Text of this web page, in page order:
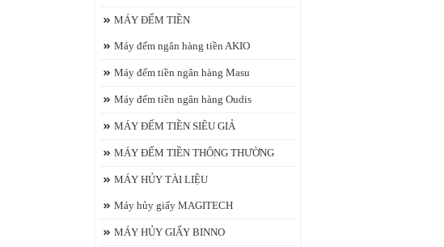
MÁY ĐẾM TIỀN
Máy đếm ngân hàng tiền AKIO
Máy đếm tiền ngân hàng Masu
Máy đếm tiền ngân hàng Oudis
MÁY ĐẾM TIỀN SIÊU GIẢ
MÁY ĐẾM TIỀN THÔNG THƯỜNG
MÁY HỦY TÀI LIỆU
Máy hủy giấy MAGITECH
MÁY HỦY GIẤY BINNO